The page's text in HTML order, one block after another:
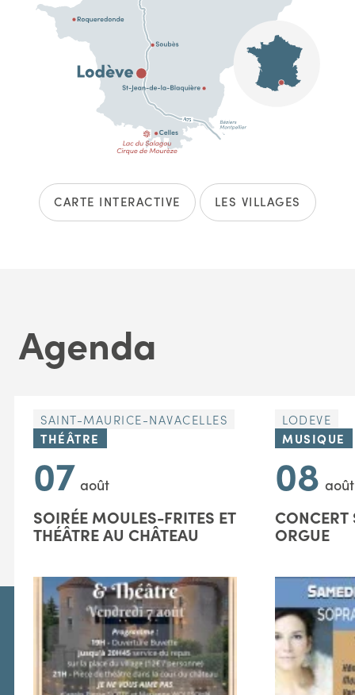
CARTE INTERACTIVE LES VILLAGES
Agenda
SAINT-MAURICE-NAVACELLES
THÉÂTRE
07 août
SOIRÉE MOULES-FRITES ET
THÉÂTRE AU CHÂTEAU
LODEVE
MUSIQUE
08 août
CONCERT
ORGUE